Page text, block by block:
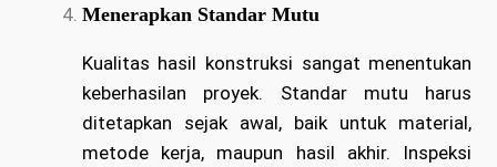
Menerapkan Standar Mutu
Kualitas hasil konstruksi sangat menentukan
keberhasilan proyek. Standar mutu harus
ditetapkan sejak awal, baik untuk material,
metode kerja, maupun hasil akhir. Inspeksi